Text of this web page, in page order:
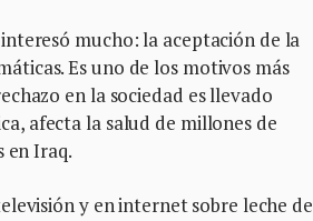
mucho: la aceptación de la
Es uno de los motivos más
en la sociedad es llevado
afecta la salud de millones de
en Iraq.
y en internet sobre leche de